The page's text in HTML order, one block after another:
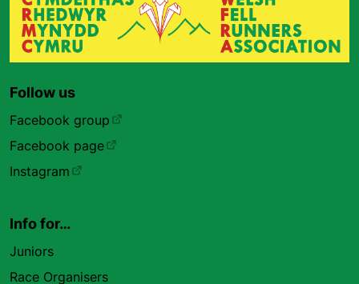
Follow us
Facebook group
Facebook page
Instagram
Info for…
Juniors
Race Organisers